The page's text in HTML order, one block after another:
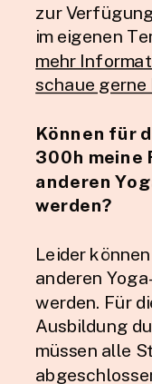
zur
im eigenen
mehr
schaue gerne
Können für
300h meine
anderen
werden?
Leider
anderen
werden. Für
Ausbildung
müssen alle